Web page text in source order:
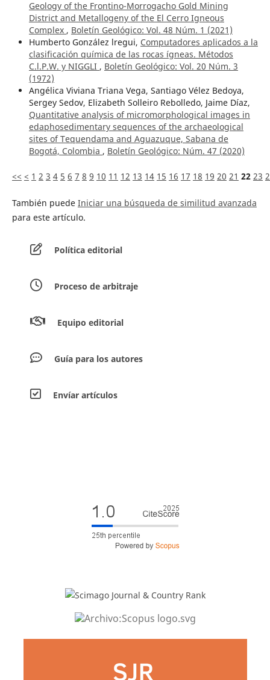
Geology of the Frontino-Morrogacho Gold Mining
District and Metallogeny of the El Cerro Igneous
Complex , Boletín Geológico: Vol. 48 Núm. 1 (2021)
Humberto González lregui, Computadores aplicados a la
clasificación química de las rocas ígneas. Métodos
C.l.P.W. y NIGGLI , Boletín Geológico: Vol. 20 Núm. 3
(1972)
Angélica Viviana Triana Vega, Santiago Vélez Bedoya,
Sergey Sedov, Elizabeth Solleiro Rebolledo, Jaime Díaz,
Quantitative analysis of micromorphological images in
edaphosedimentary sequences of the archaeological
sites of Tequendama and Aguazuque, Sabana de
Bogotá, Colombia , Boletín Geológico: Núm. 47 (2020)
<< < 1 2 3 4 5 6 7 8 9 10 11 12 13 14 15 16 17 18 19 20 21 22 23
También puede Iniciar una búsqueda de similitud avanzada
para este artículo.
Política editorial
Proceso de arbitraje
Equipo editorial
Guía para los autores
Envíar artículos